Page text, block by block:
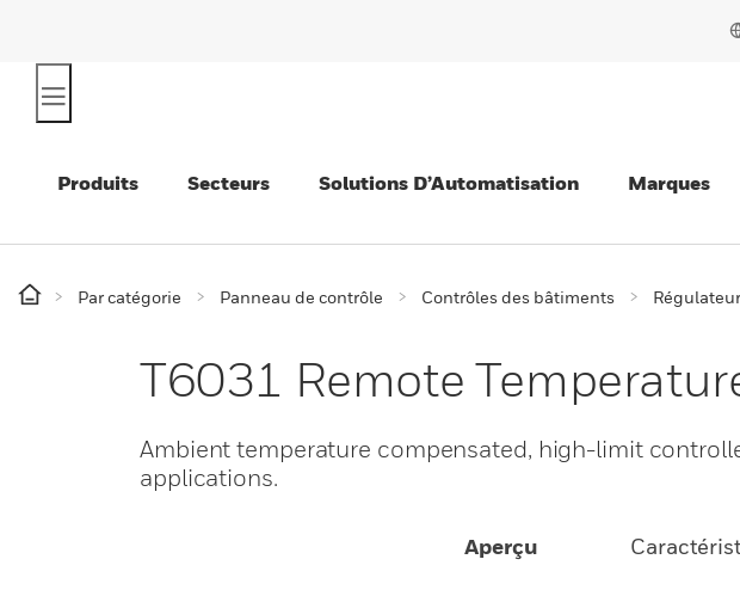
Produits Secteurs Solutions D’Automatisation Marques
Par catégorie Panneau de contrôle Contrôles des bâtiments
T6031 Remote
Ambient temperature compensated, high-limit
applications.
Aperçu